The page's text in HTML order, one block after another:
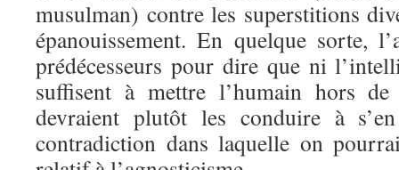
musulman) contre les superstitions
épanouissement. En quelque sorte,
prédécesseurs pour dire que ni
suffisent à mettre l’humain hors de
devraient plutôt les conduire à
contradiction dans laquelle on